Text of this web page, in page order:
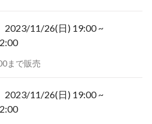
2023/11/26(日) 19:00 ~
まで販売
2023/11/26(日) 19:00 ~